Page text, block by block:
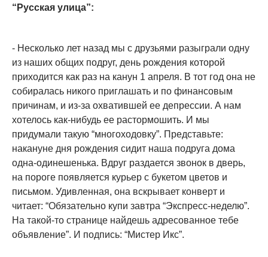
“Русская улица”:
- Несколько лет назад мы с друзьями разыграли одну
из наших общих подруг, день рождения которой
приходится как раз на канун 1 апреля. В тот год она не
собиралась никого приглашать и по финансовым
причинам, и из-за охватившей ее депрессии. А нам
хотелось как-нибудь ее растормошить. И мы
придумали такую “многоходовку”. Представьте:
накануне дня рождения сидит наша подруга дома
одна-одинешенька. Вдруг раздается звонок в дверь,
на пороге появляется курьер с букетом цветов и
письмом. Удивленная, она вскрывает конверт и
читает: “Обязательно купи завтра “Экспресс-неделю”.
На такой-то странице найдешь адресованное тебе
объявление”. И подпись: “Мистер Икс”.